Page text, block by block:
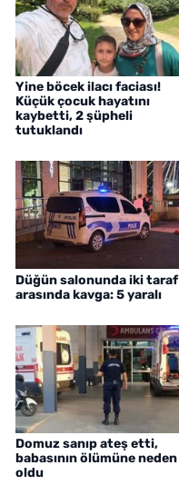
Yine böcek ilacı faciası!
Küçük çocuk hayatını
kaybetti, 2 şüpheli
tutuklandı
Düğün salonunda iki taraf
arasında kavga: 5 yaralı
Domuz sanıp ateş etti,
babasının ölümüne neden
oldu